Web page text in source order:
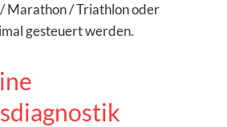
Marathon / Triathlon oder
gesteuert werden.